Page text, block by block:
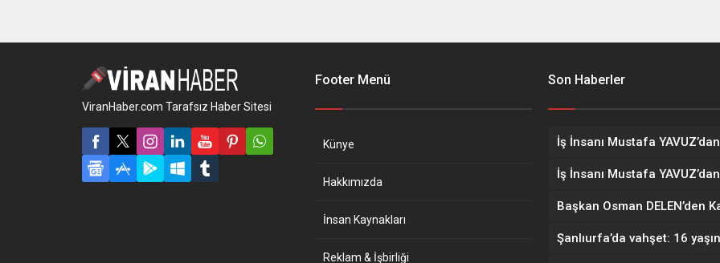
ViranHaber.com Tarafsız Haber Sitesi
Footer Menü
Künye
Hakkımızda
İnsan Kaynakları
Reklam & İşbirliği
Son Haberler